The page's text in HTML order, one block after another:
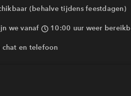
mij aanmelden
antwoord? Bel ons op